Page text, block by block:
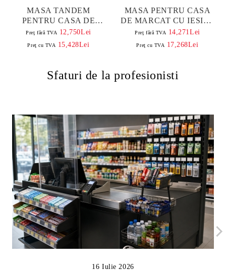
MASA TANDEM
PENTRU CASA DE
MARCAT 3,1 M, CU
BANDA SI RAMA DIN
ALUMINIU
Preţ fără TVA 12,750Lei
Preţ cu TVA 15,428Lei
MASA PENTRU CASA
DE MARCAT CU IESIRE
PE COLT 2,2 M, CU
BANDA SI RAMA DIN
ALUMINIU
Preţ fără TVA 14,271Lei
Preţ cu TVA 17,268Lei
Sfaturi de la profesionisti
16 Iulie 2026